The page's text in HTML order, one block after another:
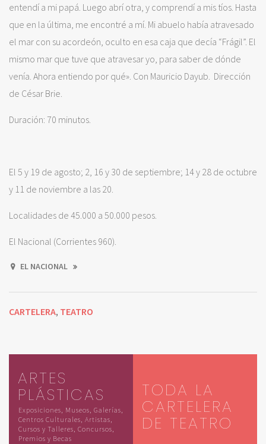
entendí a mi papá. Luego abrí otra, y comprendí a mis tíos. Hasta
que en la última, me encontré a mí. Mi abuelo había atravesado
el mar con su acordeón, oculto en esa caja que decía “Frágil”. El
mismo mar que tuve que atravesar yo, para saber de dónde
venía. Ahora entiendo por qué». Con Mauricio Dayub. Dirección
de César Brie.
Duración: 70 minutos.
El 5 y 19 de agosto; 2, 16 y 30 de septiembre; 14 y 28 de octubre
y 11 de noviembre a las 20.
Localidades de 45.000 a 50.000 pesos.
El Nacional (Corrientes 960).
EL NACIONAL
CARTELERA, TEATRO
ARTES
PLÁSTICAS
Exposiciones, Museos, Galerías,
Centros Culturales, Artistas,
Cursos y Talleres, Concursos,
Premios y Becas
TODA LA
CARTELERA
DE TEATRO